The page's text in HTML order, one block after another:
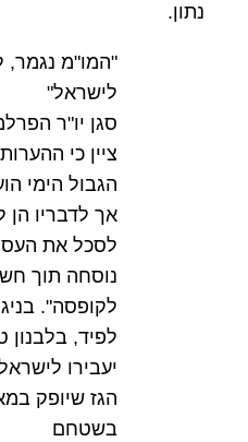
נתון.
"המו"מ נגמר,
לישראל"
סגן יו"ר
ציין כי
הגבול הימי
אך לדבריו הן
לסכל את
נוסחה תוך
לקופסה".
לפיד, בלבנון
יעבירו
הגז שיופק
בשטחם